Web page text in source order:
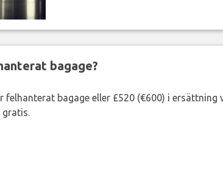
bagage?
felhanterat bagage eller £520 (€600) i